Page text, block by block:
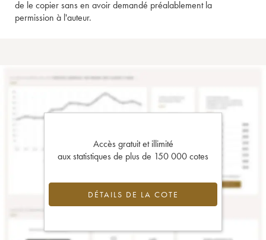
de le copier sans en avoir demandé préalablement la
permission à l'auteur.
Accès gratuit et illimité
aux statistiques de plus de 150 000 cotes
DÉTAILS DE LA COTE